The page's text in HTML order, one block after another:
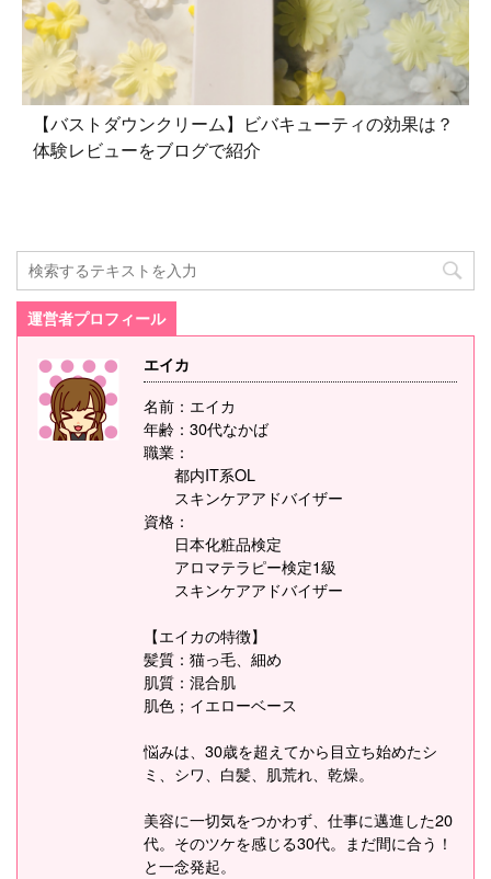
【バストダウンクリーム】ビバキューティの効果は？
体験レビューをブログで紹介
運営者プロフィール
エイカ
名前：エイカ
年齢：30代なかば
職業：
都内IT系OL
スキンケアアドバイザー
資格：
日本化粧品検定
アロマテラピー検定1級
スキンケアアドバイザー
【エイカの特徴】
髪質：猫っ毛、細め
肌質：混合肌
肌色；イエローベース
悩みは、30歳を超えてから目立ち始めたシ
ミ、シワ、白髪、肌荒れ、乾燥。
美容に一切気をつかわず、仕事に邁進した20
代。そのツケを感じる30代。まだ間に合う！
と一念発起。